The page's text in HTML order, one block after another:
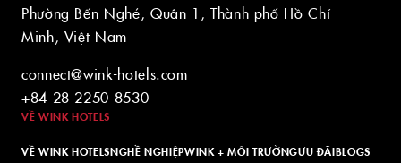
Phường Bến Nghé, Quận 1, Thành phố Hồ Chí
Minh, Việt Nam
connect@wink-hotels.com
+84 28 2250 8530
VỀ WINK HOTELS
VỀ WINK HOTELSNGHỀ NGHIỆPWINK + MÔI TRƯỜNGƯU ĐÃIBLOGS